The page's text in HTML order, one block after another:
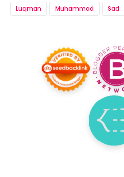
Luqman
Muhammad Sad